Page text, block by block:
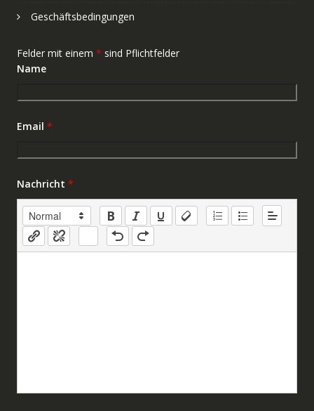
Geschäftsbedingungen
Felder mit einem * sind Pflichtfelder
Name
Email *
Nachricht *